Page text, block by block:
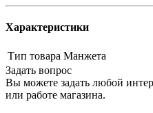
Характеристики
Тип товара Манжета
Задать вопрос
Вы можете задать любой
или работе магазина.